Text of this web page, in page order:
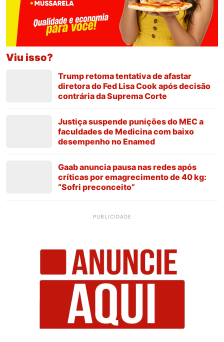
Viu isso?
Trump retoma tentativa de afastar
diretora do Fed Lisa Cook após decisão
contrária da Suprema Corte
Justiça suspende punições do MEC a
faculdades de Medicina com baixo
desempenho no Enamed
Gaab anuncia pausa nas redes após
críticas por emagrecimento de 40 kg:
“Sofri preconceito”
PUBLICIDADE